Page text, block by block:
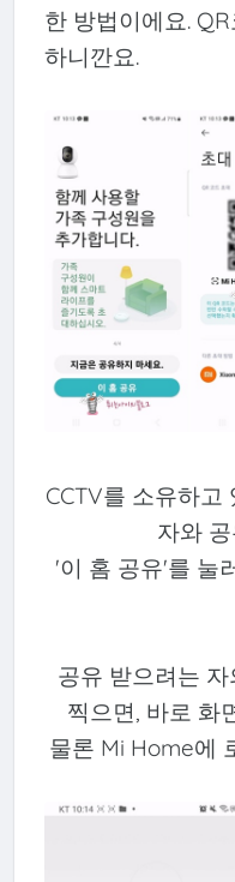
한 방법이에요.
하니깐요.
CCTV를 소유하고
자와
'이 홈 공유'를 눌
공유 받으려는
찍으면, 바로 화
물론 Mi Home에